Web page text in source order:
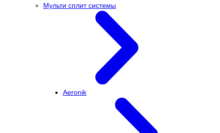
Мульти сплит системы
Aeronik